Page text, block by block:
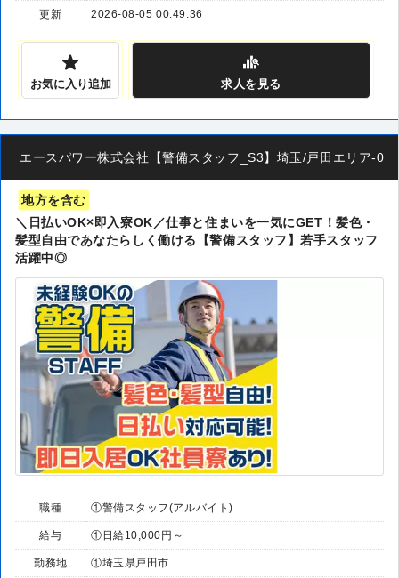
更新 2026-08-05 00:49:36
お気に入り追加 求人を見る
エースパワー株式会社【警備スタッフ_S3】埼玉/戸田エリア-001
地方を含む
＼日払いOK×即入寮OK／仕事と住まいを一気にGET！髪色・
髪型自由であなたらしく働ける【警備スタッフ】若手スタッフ
活躍中◎
職種 ①警備スタッフ(アルバイト)
給与 ①日給10,000円～
勤務地 ①埼玉県戸田市